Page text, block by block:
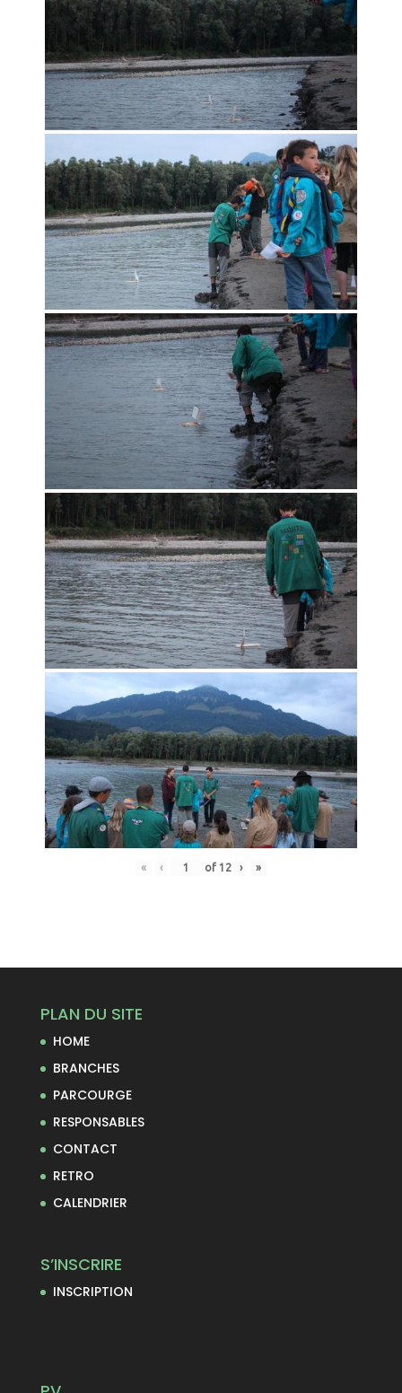
« ‹ of 12 › »
PLAN DU SITE
HOME
BRANCHES
PARCOURGE
RESPONSABLES
CONTACT
RETRO
CALENDRIER
S’INSCRIRE
INSCRIPTION